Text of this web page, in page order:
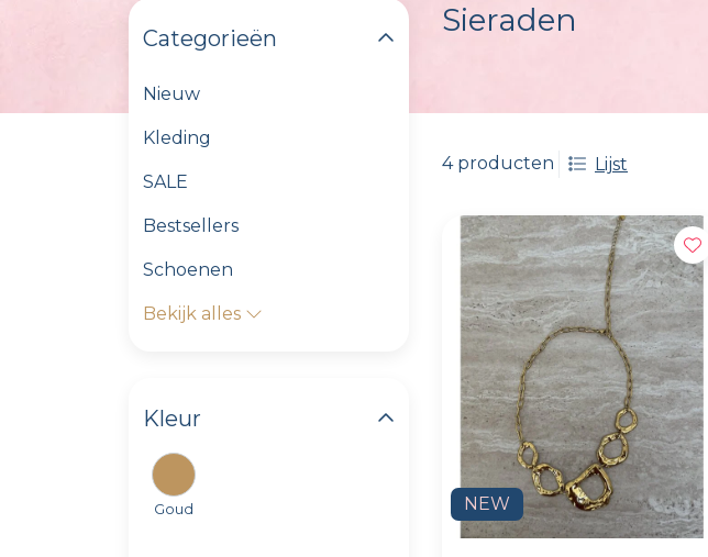
Sieraden
4 producten Lijst
NEW
Categorieën
Nieuw
Kleding
SALE
Bestsellers
Schoenen
Bekijk alles
Kleur
Goud